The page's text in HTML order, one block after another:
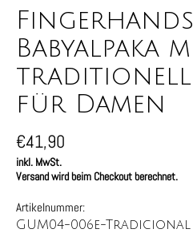
Babyalpaka
für Damen
€41,90
inkl. MwSt.
Versand wird beim Checkout berechnet.
Artikelnummer:
GUM04-006e-Tradicional